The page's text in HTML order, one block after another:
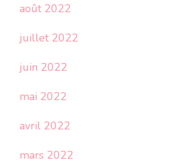
août 2022
juillet 2022
juin 2022
mai 2022
avril 2022
mars 2022